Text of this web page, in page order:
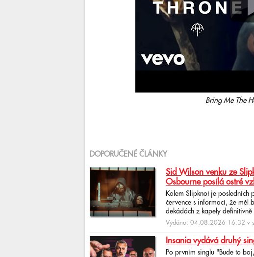
Bring Me The
DOPORUČENÉ ČLÁNKY
Sid Wilson venku ze
Osbourne posílá ostré
Kolem Slipknot je
července s informací, že měl
dekádách z kapely
Vydáno: 04.08.2026 16:32 v
Insania vydává druhý
Po prvním singlu "Bude to